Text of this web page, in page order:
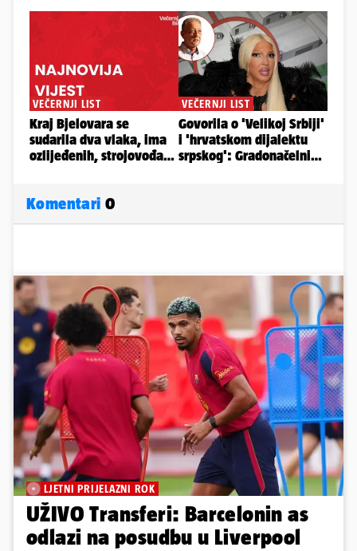
Komentari 0
LJETNI PRIJELAZNI ROK
UŽIVO Transferi: Barcelonin as
odlazi na posudbu u Liverpool